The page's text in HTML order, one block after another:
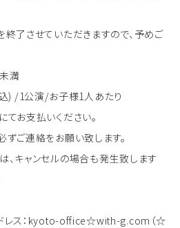
終了させていただきますので、予めご
満
) /1公演/お子様1人あたり
お支払いください。
ご連絡をお願い致します。
キャンセルの場合も発生致します
レス：kyoto-office☆with-g.com（☆